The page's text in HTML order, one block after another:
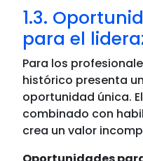
1.3.
para el
Para los
histórico presenta
oportunidad única.
combinado con
crea un valor